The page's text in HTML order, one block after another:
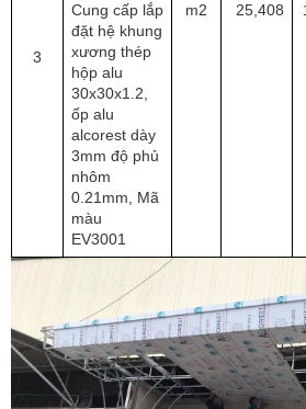
3
Cung cấp lắp
đặt hệ khung
xương thép
hộp alu
30x30x1.2,
ốp alu
alcorest dày
3mm độ phủ
nhôm
0.21mm, Mã
màu
EV3001
m2 25,408